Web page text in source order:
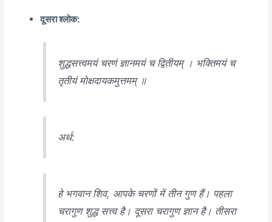
दूसरा श्लोक:
शुद्धसत्त्वमयं चरणं ज्ञानमयं च द्वितीयम् । भक्तिमयं च
तृतीयं मोक्षदायकमुत्तमम् ॥
अर्थ:
हे भगवान शिव, आपके चरणों में तीन गुण हैं। पहला
चरागुण शुद्ध सत्त्व है। दूसरा चरागुण ज्ञान है। तीसरा